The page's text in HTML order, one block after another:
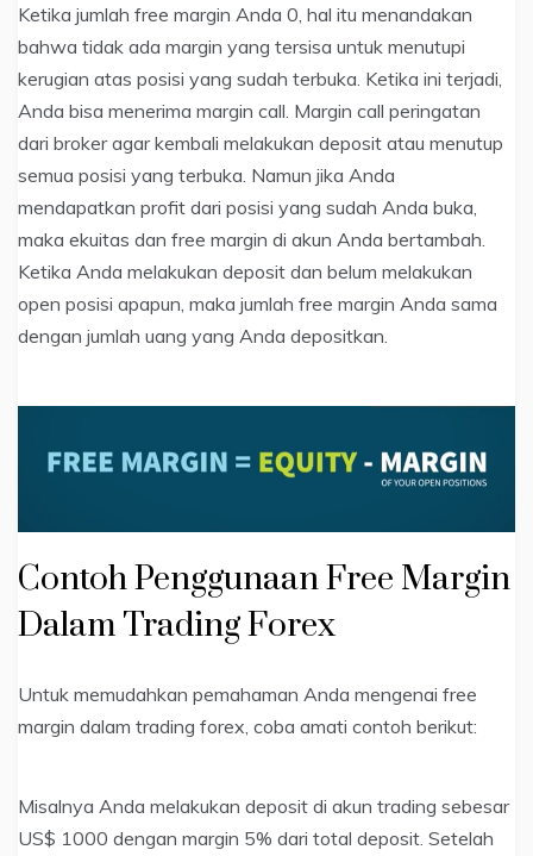
Ketika jumlah free margin Anda 0, hal itu menandakan
bahwa tidak ada margin yang tersisa untuk menutupi
kerugian atas posisi yang sudah terbuka. Ketika ini terjadi,
Anda bisa menerima margin call. Margin call peringatan
dari broker agar kembali melakukan deposit atau menutup
semua posisi yang terbuka. Namun jika Anda
mendapatkan profit dari posisi yang sudah Anda buka,
maka ekuitas dan free margin di akun Anda bertambah.
Ketika Anda melakukan deposit dan belum melakukan
open posisi apapun, maka jumlah free margin Anda sama
dengan jumlah uang yang Anda depositkan.
Contoh Penggunaan Free Margin
Dalam Trading Forex
Untuk memudahkan pemahaman Anda mengenai free
margin dalam trading forex, coba amati contoh berikut:
Misalnya Anda melakukan deposit di akun trading sebesar
US$ 1000 dengan margin 5% dari total deposit. Setelah